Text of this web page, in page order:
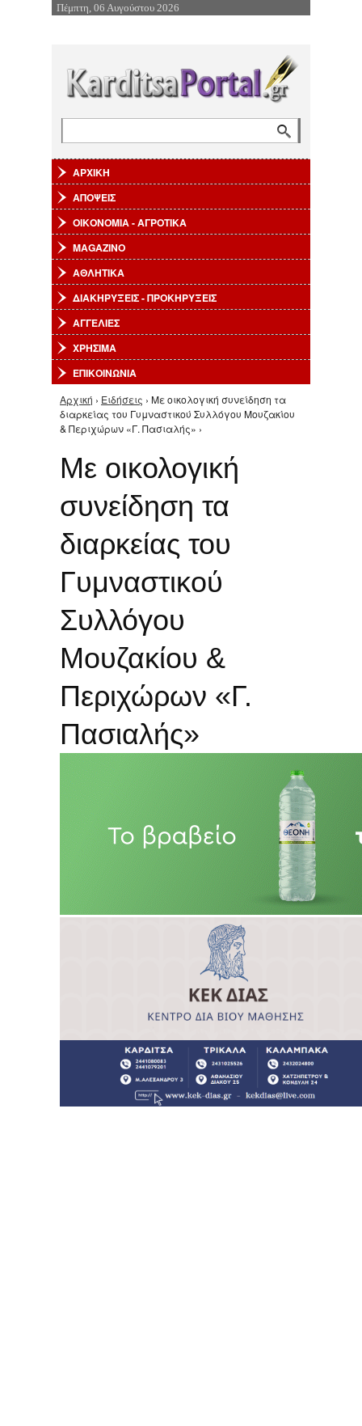
Επιστροφή στην Πλοήγηση
Πέμπτη, 06 Αυγούστου 2026
ΑΡΧΙΚΗ
ΑΠΟΨΕΙΣ
ΟΙΚΟΝΟΜΙΑ - ΑΓΡΟΤΙΚΑ
MAGAZINO
ΑΘΛΗΤΙΚΑ
ΔΙΑΚΗΡΥΞΕΙΣ - ΠΡΟΚΗΡΥΞΕΙΣ
ΑΓΓΕΛΙΕΣ
ΧΡΗΣΙΜΑ
ΕΠΙΚΟΙΝΩΝΙΑ
Είστε εδώ
Αρχική › Ειδήσεις › Με οικολογική συνείδηση τα
διαρκείας του Γυμναστικού Συλλόγου Μουζακίου
& Περιχώρων «Γ. Πασιαλής» ›
Με οικολογική
συνείδηση τα
διαρκείας του
Γυμναστικού
Συλλόγου
Μουζακίου &
Περιχώρων «Γ.
Πασιαλής»